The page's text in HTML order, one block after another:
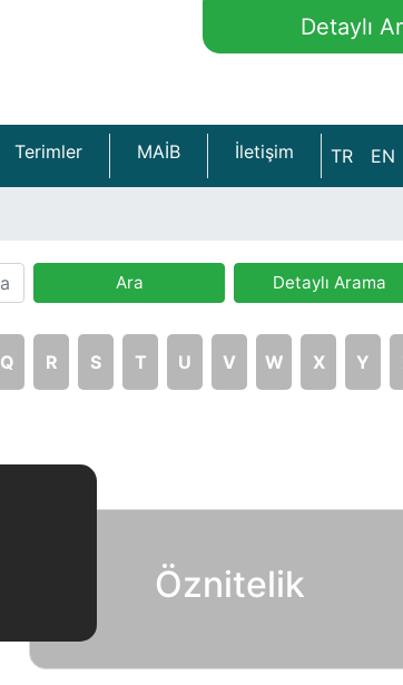
Detaylı
Terimler MAİB İletişim TR EN
Ara Detaylı Arama
Q R S T U V W X Y
Öznitelik